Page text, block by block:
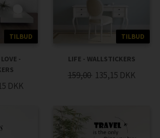
TILBUD
-
DKK
TILBUD
LIFE - WALLSTICKERS
159,00 135,15 DKK